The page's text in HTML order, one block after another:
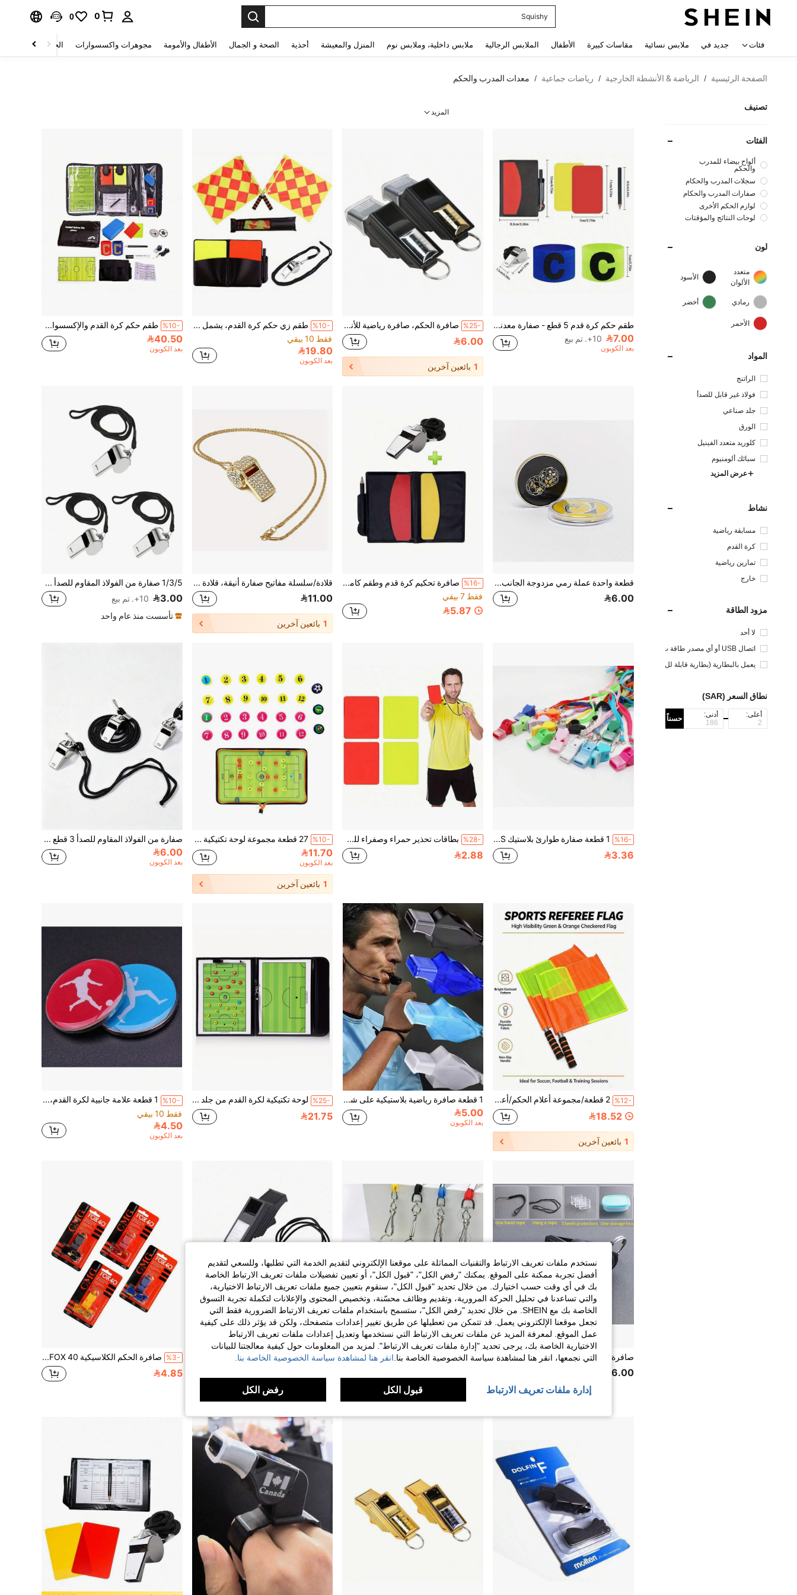
Squishy
0
0
فئات جديد في ملابس نسائية مقاسات كبيرة الأطفال الملابس الرجالية ملابس داخلية، وملابس نوم المنزل والمعيشة أحذية الصحة و الجمال الأطفال والأمومة مجوهرات واكسسوارات الحقائب والأمتعة
الصفحة الرئيسية / الرياضة & الأنشطة الخارجية / رياضات جماعية / معدات المدرب والحكم
تصنيف
الفئات
ألواح بيضاء للمدرب
والحكم
سجلات المدرب والحكام
صفارات المدرب والحكام
لوازم الحكم الأخرى
لوحات النتائج والمؤقتات
لون
متعدد
الألوان
الأسود
رمادي أخضر
الأحمر
المواد
الراتنج
فولاذ غير قابل للصدأ
جلد صناعي
الورق
كلوريد متعدد الفينيل
سبائك ألومنيوم
عرض المزيد
نشاط
مسابقة رياضية
كرة القدم
تمارين رياضية
خارج
مزود الطاقة
لا أحد
اتصال USB أو أي مصدر طاقة ت
يار مستمر آخر
يعمل بالبطارية (بطارية قابلة لل
نطاق السعر (SAR)
أعلى: أدنى: حسناً
المزيد
طقم حكم كرة قدم 5 قطع - صفارة معدنية، بطاقات حمراء/صفراء، وشريط قبطان الفريق، المعدات الأساسية لإدارة المباراة بعدالة وكفاءة
7.00 10+. تم بيع
بعد الكوبون
%25- صافرة الحكم، صافرة رياضية للأنشطة الخارجية، صافرة عالية الصوت مناسبة لمباريات كرة السلة وكرة القدم، صوت عالي
6.00
1 بائعين آخرين
%10-
طقم زي حكم كرة القدم، يشمل بطاقة حمراء، بطاقة صفراء، صافرة معدنية (لون عشوائي)، 2 علم مربع من البي في سي/إيه بي إس، مع حقيبة تخزين
فقط 10 بيقي
19.80
بعد الكوبون
%10- طقم حكم كرة القدم والإكسسوارات، يشمل دفتر حكم، لوحة تكتيكات، صافرة، منتخب قرعة العملة، بطاقات حمراء/صفراء، شريط ذراع للقائد، ورسم ملعب تدريب/مباراة/مباراة (معدات حكم محمولة)
40.50
بعد الكوبون
قطعة واحدة عملة رمي مزدوجة الجانب باللونين الأسود والأصفر لتدريب كرة القدم والحكم
6.00
%16-
صافرة تحكيم كرة قدم وطقم كامل - صافرة من الفولاذ المقاوم للصدأ مع سلسلة، طقم بطاقات حمراء وصفراء من البولي فينيل كلوريد متين، مناسب لمسؤولي الرياضة
فقط 7 بيقي
5.87
قلادة/سلسلة مفاتيح صفارة أنيقة، قلادة صفارة أداة موضة، مثالية كهدية للآخرين، صفارة حكم معدنية، تعليقة أمتعة، صفارة خارجية، وصفارة حكم، قلادة أنيقة للرجال والنساء
11.00
1 بائعين آخرين
1/3/5 صفارة من الفولاذ المقاوم للصدأ مع سلسلة، صوت عالي وواضح، مناسبة للمدربين والحكام والمسؤولين
3.00 10+. تم بيع
تأسست منذ عام واحد
%16- 1 قطعة صفارة طوارئ بلاستيك ABS وردي عالية الصوت، مناسبة للمدربين والحكام، بحجم صوت 120 ديسيبل، خفيفة الوزن مع سلسلة قابلة للفصل، مناسبة للتنزه والتخييم والإنقاذ والسلامة
3.36
%28- بطاقات تحذير حمراء وصفراء للحكم في كرة القدم، مصممة لمباريات كرة القدم
2.88
%10- 27 قطعة مجموعة لوحة تكتيكية مغناطيسية منظمة، مغناطيس لاعب من ABS، مناسبة لمدربي كرة القدم والسلة والبيسبول والهوكي الجليدي، ملحقات تدريب رياضي متعددة الوظائف وقوية
11.70
بعد الكوبون
1 بائعين آخرين
صفارة من الفولاذ المقاوم للصدأ 3 قطع مع حبل، صوت عالي و واضح، مثالية للمدربين، الحكام، والمسؤولين
6.00
بعد الكوبون
%12- 2 قطعة/مجموعة أعلام الحكم/أعلام مساعد الحكم لكرة القدم/أعلام يد الحكم لكرة القدم/أعلام إشارة الحكم لكرة القدم
18.52
1 بائعين آخرين
1 قطعة صافرة رياضية بلاستيكية على شكل دولفين لكرة السلة وكرة القدم، صافرة حكم للرياضات الخارجية
5.00
بعد الكوبون
%25- لوحة تكتيكية لكرة القدم من جلد PU قابلة للطي، قطع مغناطيسية مع قلم قابل للمسح، تصميم ملعب كرة قدم ثنائي الجانب، حقيبة محمولة بسحاب. مناسبة لمدربي كرة القدم لشرح التكتيكات قبل المباريات، للاعبين لمناقشة التدريب، وإدارة المباريات الخارجية.
21.75
%10-
1 قطعة علامة جانبية لكرة القدم، عملة تحكيم ذات جانبين أحمر وأزرق، أداة مساعدة لمباراة كرة القدم
فقط 10 بيقي
4.50
بعد الكوبون
صافرة الحكم للكرة القدم، كرة السلة، البيسبول، الرغبي، تدريب رياضي احترافي صافرة إنقاذ صوتية عالية
6.00
1/2/4 قطعة صفارة تحكيم لتدريبات الفريق والمسابقات الرياضية، للكرة القدم ومدربي الرياضات، صافرة التدريب %13-
%3- صافرة الحكم الكلاسيكية FOX 40، صافرة رياضية بلاستيكية عالية الصوت، مناسبة لكرة السلة وكرة القدم للمدربين والحكام
4.85
نستخدم ملفات تعريف الارتباط والتقنيات المماثلة على موقعنا الإلكتروني لتقديم الخدمة التي تطلبها، وللسعي لتقديم
أفضل تجربة ممكنة على الموقع. يمكنك "رفض الكل"، "قبول الكل"، أو تعيين تفضيلات ملفات تعريف الارتباط الخاصة
بك في أي وقت حسب اختيارك. من خلال تحديد "قبول الكل"، سنقوم بتعيين جميع ملفات تعريف الارتباط الاختيارية،
والتي تساعدنا في تحليل الحركة المرورية، وتقديم وظائف محسّنة، وتخصيص المحتوى والإعلانات لتكملة تجربة التسوق
الخاصة بك مع SHEIN. من خلال تحديد "رفض الكل"، ستسمح باستخدام ملفات تعريف الارتباط الضرورية فقط التي
تجعل موقعنا الإلكتروني يعمل. قد تتمكن من تعطيلها عن طريق تغيير إعدادات متصفحك، ولكن قد يؤثر ذلك على كيفية
عمل الموقع. لمعرفة المزيد عن ملفات تعريف الارتباط التي نستخدمها وتعديل إعدادات ملفات تعريف الارتباط
الاختيارية الخاصة بك، يرجى تحديد "إدارة ملفات تعريف الارتباط". لمزيد من المعلومات حول كيفية معالجتنا للبيانات
التي نجمعها، انقر هنا لمشاهدة سياسة الخصوصية الخاصة بنا. انقر هنا لمشاهدة سياسة الخصوصية الخاصة بنا.
إدارة ملفات تعريف الارتباط قبول الكل رفض الكل